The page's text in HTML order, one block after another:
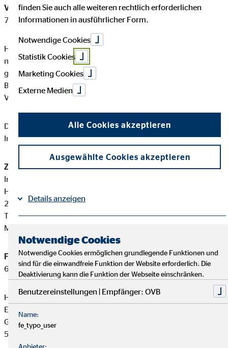
Versicherungsvermittler-Registernummer:D-P9IS-55141-
71
Heiko Binder ist ein Versicherungsvertreter mit Erlaubnispflicht
nach § 34 d Abs. 1 GewO, eingetragen in das Vermittlerregister
gemäß § 34d Abs. 10 GewO, Bundesrepublik Deutschland
Berufsrechtliche Regelung: § 34 d GewO, §§ 59 - 68 VVG,
VersVermV
Diese berufsrechtlichen Regelungen können Sie auf folgender
Internetseite einsehen:www.gesetze-im-internet.de
Zuständige Erlaubnisbehörde:
Industrie- und Handelskammer zu Flensburg
Heinrichstraße 28-34
24937 Flensburg
Tel: +49 461 806-806
Mail:
Finanzanlagenvermittler-Registernummer:D-F-124-Z3KF-
65
Heiko Binder ist ein Finanzanlagenvermittler mit
Erlaubnispflicht nach § 34 f Abs. 1 Satz 1 Nummer 1 und 2
GewO, eingetragen in das Vermittlerregister gemäß § 34 f Abs.
5 GewO.
finden Sie auch alle weiteren rechtlich erforderlichen
Informationen in ausführlicher Form.
Notwendige Cookies
Statistik Cookies
Marketing Cookies
Externe Medien
Alle Cookies akzeptieren
Ausgewählte Cookies akzeptieren
Details anzeigen
Notwendige Cookies
Notwendige Cookies ermöglichen grundlegende Funktionen und
sind für die einwandfreie Funktion der Website erforderlich. Die
Deaktivierung kann die Funktion der Webseite einschränken.
Benutzereinstellungen | Empfänger: OVB
Name:
fe_typo_user
Anbieter: